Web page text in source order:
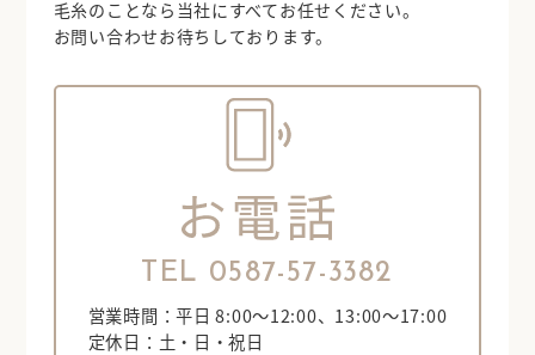
毛糸のことなら当社にすべてお任せください。
お問い合わせお待ちしております。
TEL 0587-57-3382
営業時間：平日 8:00～12:00、13:00～17:00
定休日：土・日・祝日